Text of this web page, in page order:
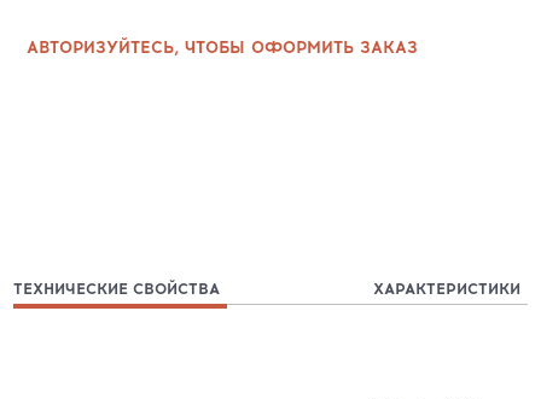
АВТОРИЗУЙТЕСЬ, ЧТОБЫ ОФОРМИТЬ ЗАКАЗ
ТЕХНИЧЕСКИЕ СВОЙСТВА ХАРАКТЕРИСТИКИ